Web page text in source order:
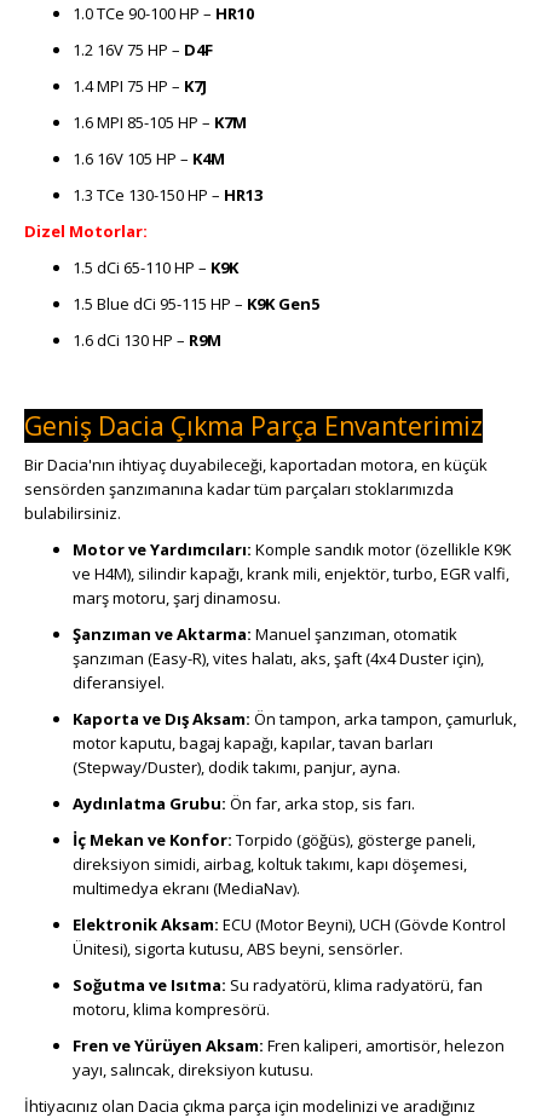
1.0 TCe 90-100 HP – HR10
1.2 16V 75 HP – D4F
1.4 MPI 75 HP – K7J
1.6 MPI 85-105 HP – K7M
1.6 16V 105 HP – K4M
1.3 TCe 130-150 HP – HR13
Dizel Motorlar:
1.5 dCi 65-110 HP – K9K
1.5 Blue dCi 95-115 HP – K9K Gen5
1.6 dCi 130 HP – R9M
Geniş Dacia Çıkma Parça Envanterimiz
Bir Dacia'nın ihtiyaç duyabileceği, kaportadan motora, en küçük
sensörden şanzımanına kadar tüm parçaları stoklarımızda
bulabilirsiniz.
Motor ve Yardımcıları: Komple sandık motor (özellikle K9K
ve H4M), silindir kapağı, krank mili, enjektör, turbo, EGR valfi,
marş motoru, şarj dinamosu.
Şanzıman ve Aktarma: Manuel şanzıman, otomatik
şanzıman (Easy-R), vites halatı, aks, şaft (4x4 Duster için),
diferansiyel.
Kaporta ve Dış Aksam: Ön tampon, arka tampon, çamurluk,
motor kaputu, bagaj kapağı, kapılar, tavan barları
(Stepway/Duster), dodik takımı, panjur, ayna.
Aydınlatma Grubu: Ön far, arka stop, sis farı.
İç Mekan ve Konfor: Torpido (göğüs), gösterge paneli,
direksiyon simidi, airbag, koltuk takımı, kapı döşemesi,
multimedya ekranı (MediaNav).
Elektronik Aksam: ECU (Motor Beyni), UCH (Gövde Kontrol
Ünitesi), sigorta kutusu, ABS beyni, sensörler.
Soğutma ve Isıtma: Su radyatörü, klima radyatörü, fan
motoru, klima kompresörü.
Fren ve Yürüyen Aksam: Fren kaliperi, amortisör, helezon
yayı, salıncak, direksiyon kutusu.
İhtiyacınız olan Dacia çıkma parça için modelinizi ve aradığınız